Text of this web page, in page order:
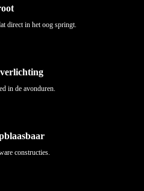
direct in het oog springt.
in de avonduren.
constructies.